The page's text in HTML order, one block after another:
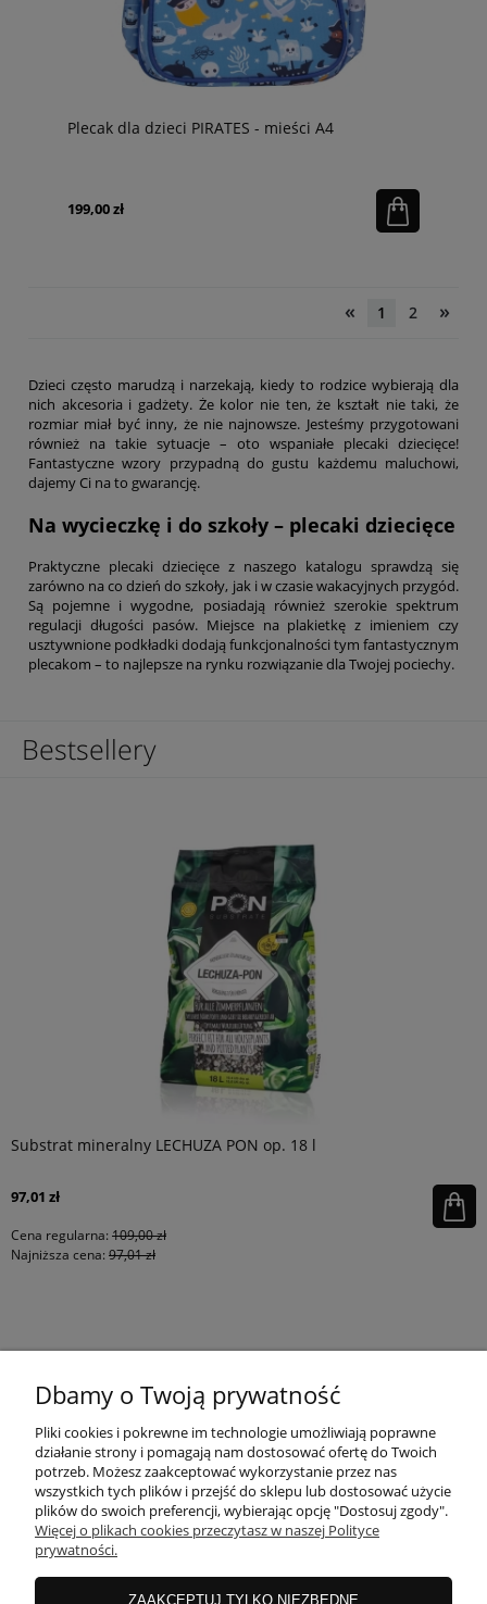
Plecak dla dzieci PIRATES - mieści A4
199,00 zł
« 1 2 »
Dzieci często marudzą i narzekają, kiedy to rodzice wybierają dla
nich akcesoria i gadżety. Że kolor nie ten, że kształt nie taki, że
rozmiar miał być inny, że nie najnowsze. Jesteśmy przygotowani
również na takie sytuacje – oto wspaniałe plecaki dziecięce!
Fantastyczne wzory przypadną do gustu każdemu maluchowi,
dajemy Ci na to gwarancję.
Na wycieczkę i do szkoły – plecaki dziecięce
Praktyczne plecaki dziecięce z naszego katalogu sprawdzą się
zarówno na co dzień do szkoły, jak i w czasie wakacyjnych przygód.
Są pojemne i wygodne, posiadają również szerokie spektrum
regulacji długości pasów. Miejsce na plakietkę z imieniem czy
usztywnione podkładki dodają funkcjonalności tym fantastycznym
plecakom – to najlepsze na rynku rozwiązanie dla Twojej pociechy.
Bestsellery
Substrat mineralny LECHUZA PON op. 18 l
97,01 zł
Cena regularna: 109,00 zł
Najniższa cena: 97,01 zł
MOJE KONTO
PŁATNOŚCI I DOSTAWA
INFORMACJE
Dbamy o Twoją prywatność
Pliki cookies i pokrewne im technologie umożliwiają poprawne
działanie strony i pomagają nam dostosować ofertę do Twoich
potrzeb. Możesz zaakceptować wykorzystanie przez nas
wszystkich tych plików i przejść do sklepu lub dostosować użycie
plików do swoich preferencji, wybierając opcję "Dostosuj zgody".
Więcej o plikach cookies przeczytasz w naszej Polityce
prywatności.
ZAAKCEPTUJ TYLKO NIEZBĘDNE